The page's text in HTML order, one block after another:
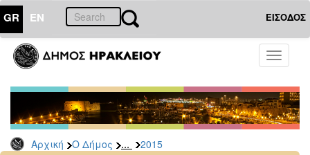
GR EN ΕΙΣΟΔΟΣ
Toggle
Αρχική Ο Δήμος ... 2015
ΔΗΜΟΣ
Δελτία
Τύπου
Αρχείο
2026